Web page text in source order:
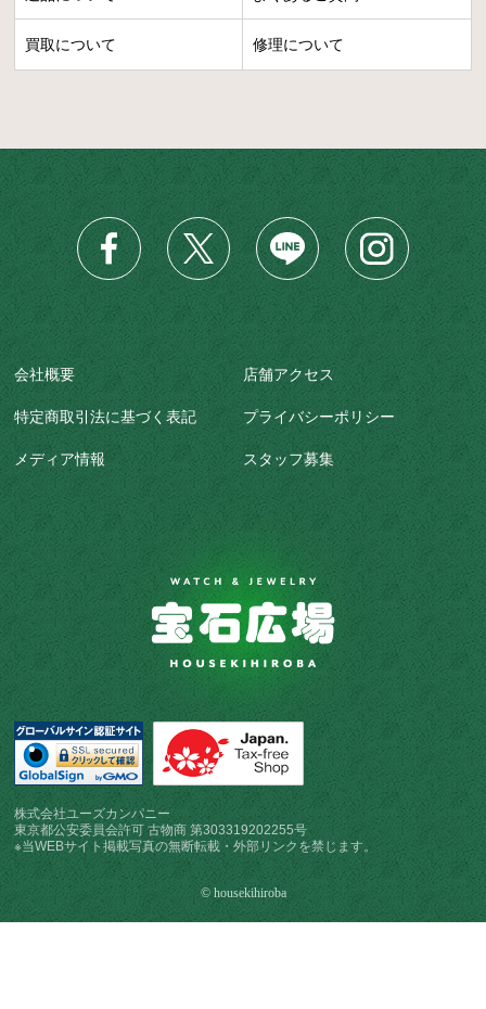
買取について 修理について
会社概要 店舗アクセス
特定商取引法に基づく表記 プライバシーポリシー
メディア情報 スタッフ募集
株式会社ユーズカンパニー
東京都公安委員会許可 古物商 第303319202255号
※当WEBサイト掲載写真の無断転載・外部リンクを禁じます。
© housekihiroba